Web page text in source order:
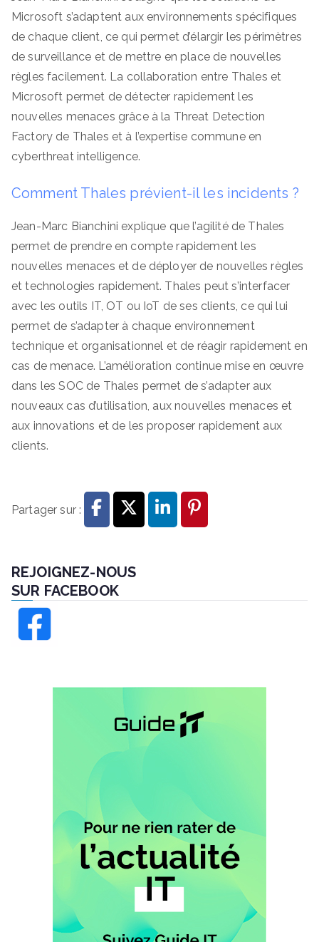
Microsoft s’adaptent aux environnements spécifiques
de chaque client, ce qui permet d’élargir les périmètres
de surveillance et de mettre en place de nouvelles
règles facilement. La collaboration entre Thales et
Microsoft permet de détecter rapidement les
nouvelles menaces grâce à la Threat Detection
Factory de Thales et à l’expertise commune en
cyberthreat intelligence.
Comment Thales prévient-il les incidents ?
Jean-Marc Bianchini explique que l’agilité de Thales
permet de prendre en compte rapidement les
nouvelles menaces et de déployer de nouvelles règles
et technologies rapidement. Thales peut s’interfacer
avec les outils IT, OT ou IoT de ses clients, ce qui lui
permet de s’adapter à chaque environnement
technique et organisationnel et de réagir rapidement en
cas de menace. L’amélioration continue mise en œuvre
dans les SOC de Thales permet de s’adapter aux
nouveaux cas d’utilisation, aux nouvelles menaces et
aux innovations et de les proposer rapidement aux
clients.
Partager sur :
REJOIGNEZ-NOUS
SUR FACEBOOK